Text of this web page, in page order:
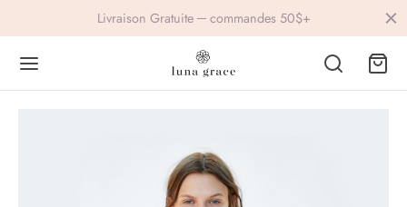
Livraison Gratuite ─ commandes 50$+